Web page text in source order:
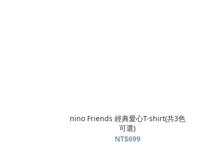
nino Friends 經典愛心T-shirt(共3色
可選)
NT$699